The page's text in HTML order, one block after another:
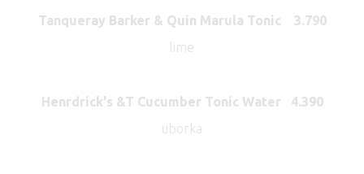
Tanqueray Barker & Quin Marula Tonic 3.790
lime
Henrdrick's &T Cucumber Tonic Water 4.390
uborka